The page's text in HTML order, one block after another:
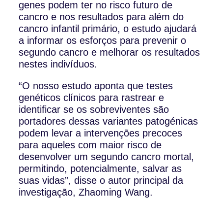
genes podem ter no risco futuro de
cancro e nos resultados para além do
cancro infantil primário, o estudo ajudará
a informar os esforços para prevenir o
segundo cancro e melhorar os resultados
nestes indivíduos.
“O nosso estudo aponta que testes
genéticos clínicos para rastrear e
identificar se os sobreviventes são
portadores dessas variantes patogénicas
podem levar a intervenções precoces
para aqueles com maior risco de
desenvolver um segundo cancro mortal,
permitindo, potencialmente, salvar as
suas vidas”, disse o autor principal da
investigação, Zhaoming Wang.